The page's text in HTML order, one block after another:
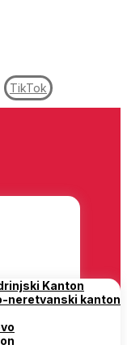
TikTok
Kanton
neretvanski kanton